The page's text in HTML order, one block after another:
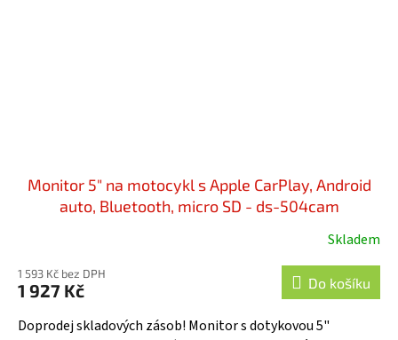
Monitor 5" na motocykl s Apple CarPlay, Android
auto, Bluetooth, micro SD - ds-504cam
Skladem
1 593 Kč bez DPH
1 927 Kč Do košíku
Doprodej skladových zásob! Monitor s dotykovou 5"